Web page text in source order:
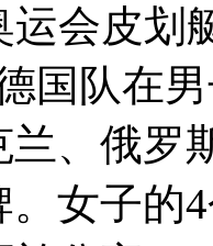
会皮划
国队在
兰、俄罗
。女子的